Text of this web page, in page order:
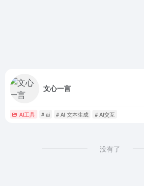
文心一言
AI工具 # ai # AI 文本生成 # AI交互
没有了